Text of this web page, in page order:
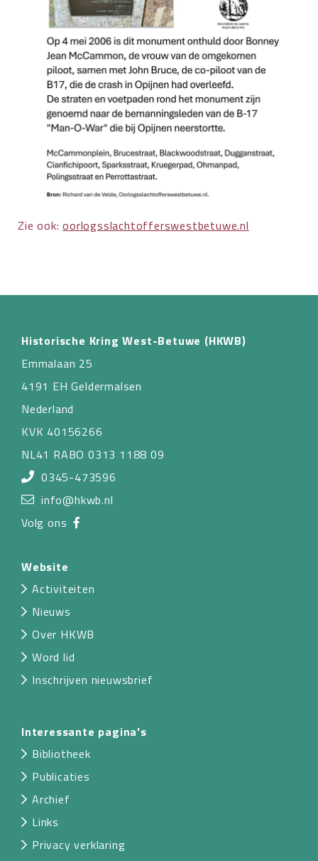
Zie ook:oorlogsslachtofferswestbetuwe.nl
Historische Kring West-Betuwe (HKWB)
Emmalaan 25
4191 EH Geldermalsen
Nederland
KVK 40156266
NL41 RABO 0313 1188 09
0345-473596
info@hkwb.nl
Volg ons
Website
Activiteiten
Nieuws
Over HKWB
Word lid
Inschrijven nieuwsbrief
Interessante pagina's
Bibliotheek
Publicaties
Archief
Links
Privacy verklaring